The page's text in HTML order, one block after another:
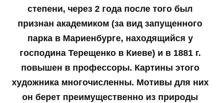
степени, через 2 года после того был
признан академиком (за вид запущенного
парка в Мариенбурге, находящийся у
господина Терещенко в Киеве) и в 1881 г.
повышен в профессоры. Картины этого
художника многочисленны. Мотивы для них
он берет преимущественно из природы